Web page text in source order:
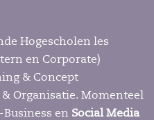
Hogescholen les
en Corporate)
& Concept
Organisatie. Momenteel
Business en Social Media